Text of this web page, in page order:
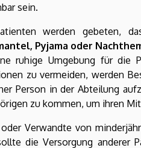
sein.
werden gebeten,
Pyjama oder
ruhige Umgebung für die
zu vermeiden, werden
Person in der Abteilung
zu kommen, um ihren
Verwandte von
die Versorgung anderer